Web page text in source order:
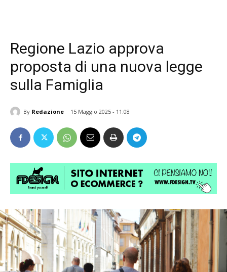
Regione Lazio approva
proposta di una nuova legge
sulla Famiglia
By Redazione 15 Maggio 2025 - 11:08